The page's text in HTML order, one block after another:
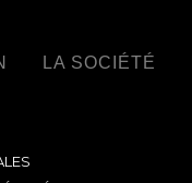
LA SOCIÉTÉ